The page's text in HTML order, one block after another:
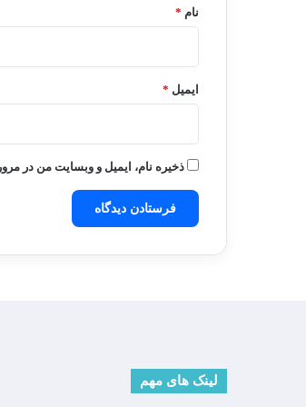
نام *
ایمیل *
ذخیره نام، ایمیل و وبسایت من در
لینک های مهم